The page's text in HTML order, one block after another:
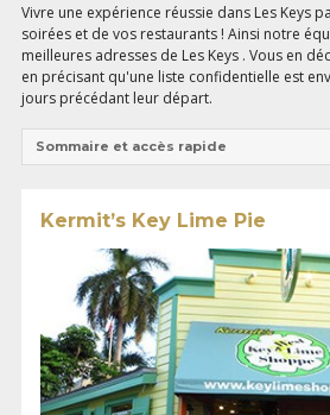
Vivre une expérience réussie dans Les Keys
soirées et de vos restaurants ! Ainsi notre
meilleures adresses de Les Keys . Vous en
en précisant qu'une liste confidentielle est
jours précédant leur départ.
Sommaire et accès rapide
Kermit’s Key Lime Pie